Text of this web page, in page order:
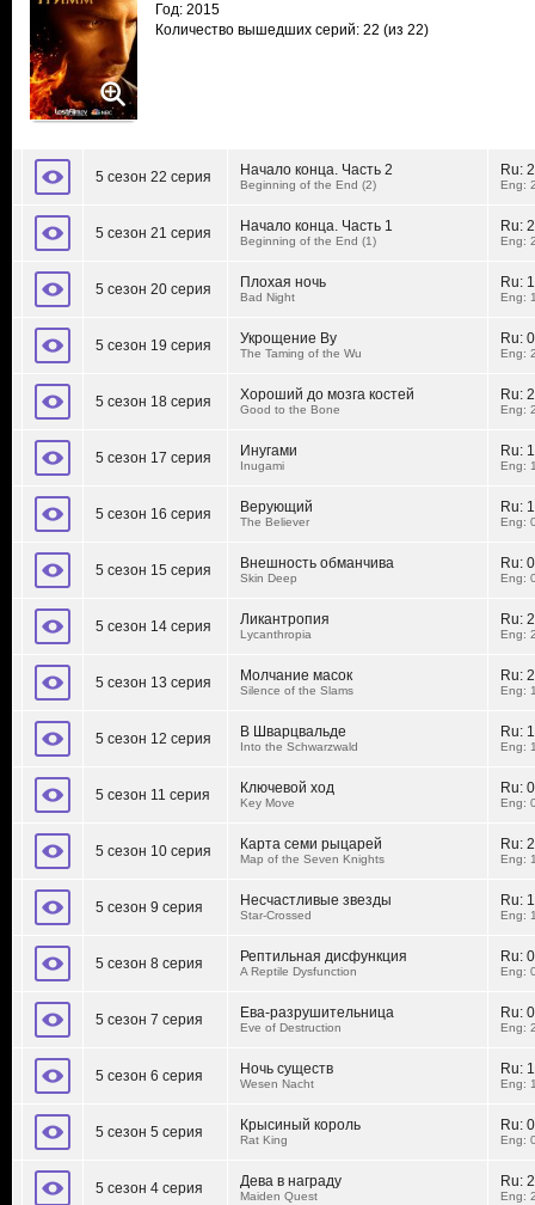
Год: 2015
Количество вышедших серий: 22 (из 22)
5 сезон 22 серия Начало конца. Часть 2
Beginning of the End (2)
Ru:
Eng:
5 сезон 21 серия Начало конца. Часть 1
Beginning of the End (1)
Ru:
Eng:
5 сезон 20 серия Плохая ночь
Bad Night
Ru:
Eng:
5 сезон 19 серия Укрощение Ву
The Taming of the Wu
Ru:
Eng:
5 сезон 18 серия Хороший до мозга костей
Good to the Bone
Ru:
Eng:
5 сезон 17 серия Инугами
Inugami
Ru:
Eng:
5 сезон 16 серия Верующий
The Believer
Ru:
Eng:
5 сезон 15 серия Внешность обманчива
Skin Deep
Ru:
Eng:
5 сезон 14 серия Ликантропия
Lycanthropia
Ru:
Eng:
5 сезон 13 серия Молчание масок
Silence of the Slams
Ru:
Eng:
5 сезон 12 серия В Шварцвальде
Into the Schwarzwald
Ru:
Eng:
5 сезон 11 серия Ключевой ход
Key Move
Ru:
Eng:
5 сезон 10 серия Карта семи рыцарей
Map of the Seven Knights
Ru:
Eng:
5 сезон 9 серия Несчастливые звезды
Star-Crossed
Ru:
Eng:
5 сезон 8 серия Рептильная дисфункция
A Reptile Dysfunction
Ru:
Eng:
5 сезон 7 серия Ева-разрушительница
Eve of Destruction
Ru:
Eng:
5 сезон 6 серия Ночь существ
Wesen Nacht
Ru:
Eng:
5 сезон 5 серия Крысиный король
Rat King
Ru:
Eng:
5 сезон 4 серия Дева в награду
Maiden Quest
Ru:
Eng: